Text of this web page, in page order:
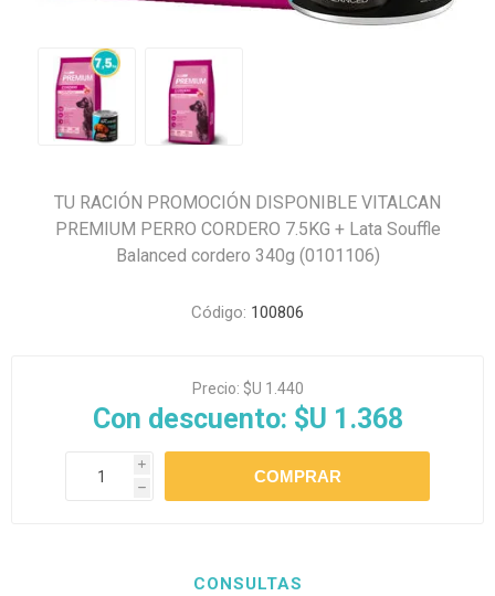
TU RACIÓN PROMOCIÓN DISPONIBLE VITALCAN
PREMIUM PERRO CORDERO 7.5KG + Lata Souffle
Balanced cordero 340g (0101106)
Código: 100806
Precio: $U 1.440
Con descuento: $U 1.368
i
h
CONSULTAS